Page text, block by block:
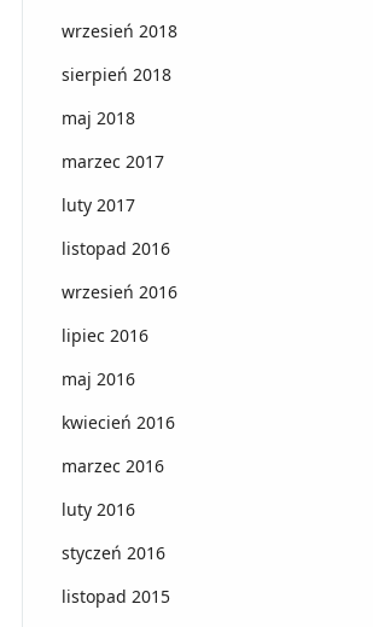
wrzesień 2018
sierpień 2018
maj 2018
marzec 2017
luty 2017
listopad 2016
wrzesień 2016
lipiec 2016
maj 2016
kwiecień 2016
marzec 2016
luty 2016
styczeń 2016
listopad 2015